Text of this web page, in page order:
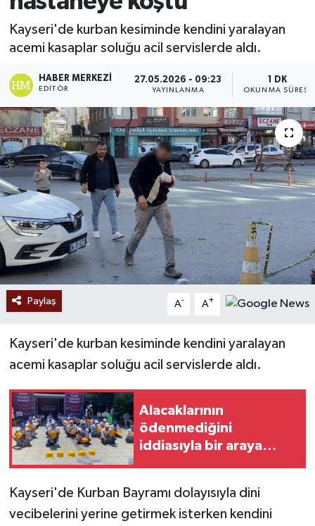
Kayseri'de kurban kesiminde kendini yaralayan
acemi kasaplar soluğu acil servislerde aldı.
HABER MERKEZI
EDITÖR
27.05.2026 - 09:23
YAYINLANMA
1 DK
OKUNMA SÜRESI
Paylaş A- A+
Kayseri'de kurban kesiminde kendini yaralayan
acemi kasaplar soluğu acil servislerde aldı.
Alacaklarının
ödenmediğini
iddiasıyla bir araya
Belediyesi önünde
eylem yaptı
Kayseri'de Kurban Bayramı dolayısıyla dini
vecibelerini yerine getirmek isterken kendini
Ekonomi